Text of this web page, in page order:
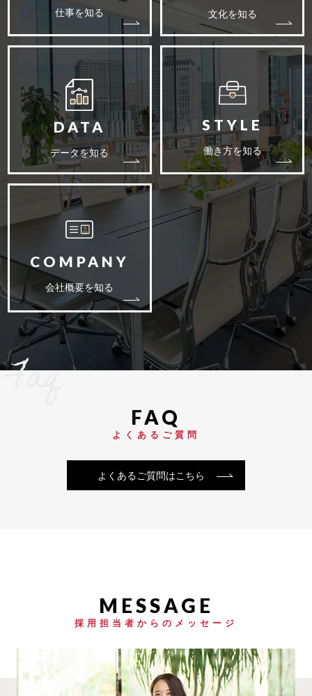
仕事を知る 文化を知る
データを知る 働き方を知る
会社概要を知る
よくあるご質問
Faq
よくあるご質問はこちら
採用担当者からのメッセージ